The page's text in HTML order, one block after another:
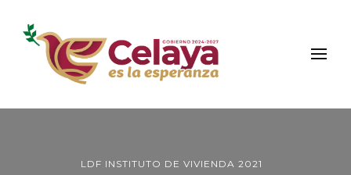
Municipio de Celaya
Portal Oficial del Municipio de Celaya
LDF INSTITUTO DE VIVIENDA 2021